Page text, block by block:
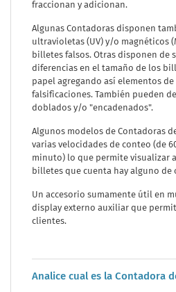
fraccionan y adicionan.
Algunas Contadoras disponen
ultravioletas (UV) y/o magnéticos
billetes falsos. Otras disponen de
diferencias en el tamaño de los
papel agregando así elementos
falsificaciones. También pueden
doblados y/o "encadenados".
Algunos modelos de Contadoras
varias velocidades de conteo (de
minuto) lo que permite visualizar
billetes que cuenta hay alguno
Un accesorio sumamente útil en
display externo auxiliar que
clientes.
Analice cual es la Contadora